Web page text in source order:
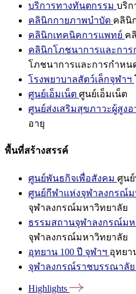
บริการทางทันตกรรม บริก
คลินิกกายภาพบำบัด คลินิ
คลินิกเทคนิคการแพทย์ ค
คลินิกโภชนาการและการ
โภชนาการและการกำหน
โรงพยาบาลสัตว์เล็กจุฬาฯ
ศูนย์เอ็มเน็ต ศูนย์เอ็มเน็ต
ศูนย์ส่งเสริมสุขภาวะผู้สูงอ
อายุ
พื้นที่สร้างสรรค์
ศูนย์พันธกิจเพื่อสังคม ศูน
ศูนย์กีฬาแห่งจุฬาลงกรณ์ม
จุฬาลงกรณ์มหาวิทยาลัย
ธรรมสถานจุฬาลงกรณ์มห
จุฬาลงกรณ์มหาวิทยาลัย
อุทยาน 100 ปี จุฬาฯ อุทยา
จุฬาลงกรณ์ราชบรรณาลัย
Highlights